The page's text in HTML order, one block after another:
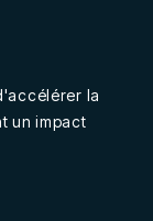
la
un impact